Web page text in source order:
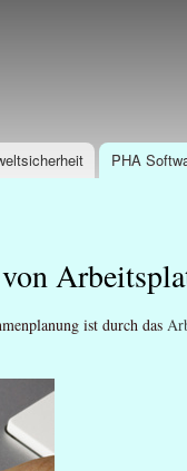
PHA
ist durch das